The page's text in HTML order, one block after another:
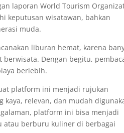
laporan World Tourism
keputusan wisatawan, bahkan
muda.
liburan hemat, karena
Dengan begitu,
berlebih.
platform ini menjadi rujukan
kaya, relevan, dan mudah
platform ini bisa menjadi
atau berburu kuliner di berbagai